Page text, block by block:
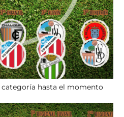
categoría hasta el momento